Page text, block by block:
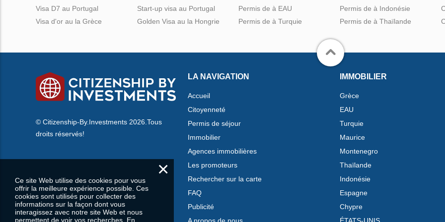
Visa D7 au Portugal
Visa d'or au la Grèce
Start-up visa au Portugal
Golden Visa au la Hongrie
Permis de à EAU
Permis de à Turquie
Permis de à Indonésie
Permis de à Thaïlande
© Citizenship-By.Investments 2026.Tous
droits réservés!
LA NAVIGATION
Accueil
Citoyenneté
Permis de séjour
Immobilier
Agences immobilières
Les promoteurs
Rechercher sur la carte
FAQ
Publicité
A propos de nous
IMMOBILIER
Grèce
EAU
Turquie
Maurice
Montenegro
Thaïlande
Indonésie
Espagne
Chypre
ÉTATS-UNIS
×
Ce site Web utilise des cookies pour vous
offrir la meilleure expérience possible. Ces
cookies sont utilisés pour collecter des
informations sur la façon dont vous
interagissez avec notre site Web et nous
permettent de voir vos recherches. En